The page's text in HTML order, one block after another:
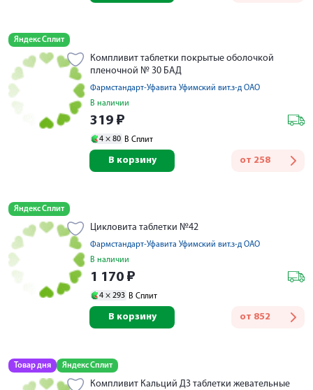
Яндекс Сплит
Компливит таблетки покрытые оболочкой
пленочной № 30 БАД
Фармстандарт-Уфавита Уфимский вит.з-д ОАО
В наличии
319 ₽
4 × 80 В Сплит
от 258
В корзину
Яндекс Сплит
Цикловита таблетки №42
Фармстандарт-Уфавита Уфимский вит.з-д ОАО
В наличии
1 170 ₽
4 × 293 В Сплит
от 852
В корзину
Товар дня Яндекс Сплит
Компливит Кальций Д3 таблетки жевательные